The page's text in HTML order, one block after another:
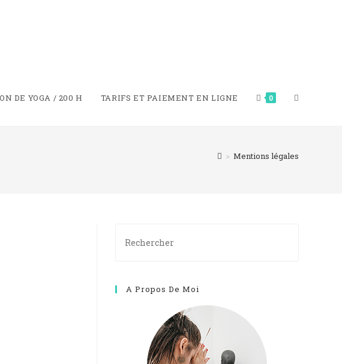
DE YOGA / 200 H​ TARIFS ET PAIEMENT EN LIGNE 0 TOGGLE
WEBSITE
> Mentions légales
A Propos De Moi